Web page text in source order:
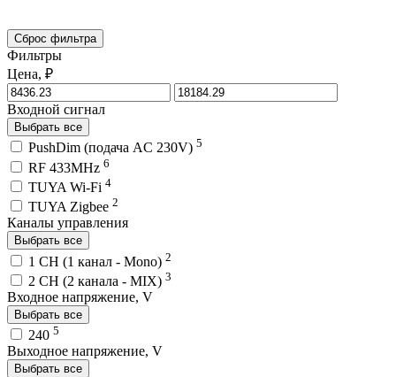
Сброс фильтра
Фильтры
Цена, ₽
Входной сигнал
Выбрать все
PushDim (подача AC 230V) 5
RF 433MHz 6
TUYA Wi-Fi 4
TUYA Zigbee 2
Каналы управления
Выбрать все
1 CH (1 канал - Mono) 2
2 CH (2 канала - MIX) 3
Входное напряжение, V
Выбрать все
240 5
Выходное напряжение, V
Выбрать все